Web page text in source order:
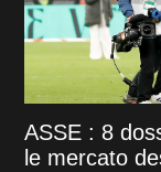
ASSE : 8
le mercato